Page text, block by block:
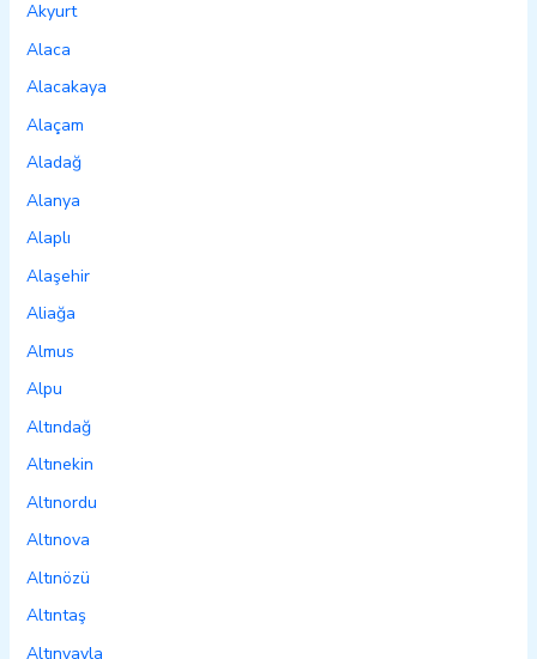
Akyurt
Alaca
Alacakaya
Alaçam
Aladağ
Alanya
Alaplı
Alaşehir
Aliağa
Almus
Alpu
Altındağ
Altınekin
Altınordu
Altınova
Altınözü
Altıntaş
Altınyayla